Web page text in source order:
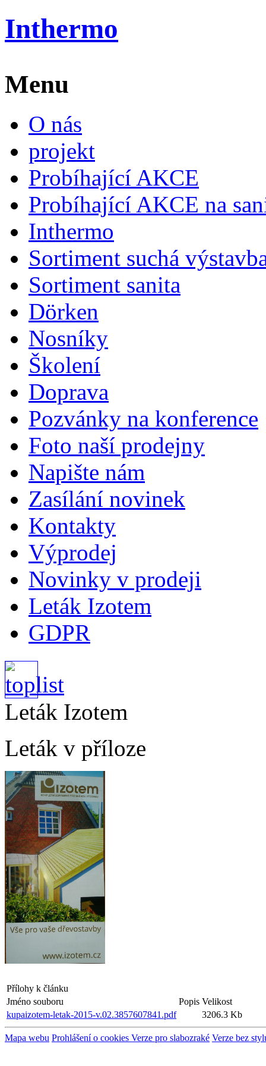
Inthermo
Menu
O nás
projekt
Probíhající AKCE
Probíhající AKCE na
Inthermo
Sortiment suchá
Sortiment sanita
Dörken
Nosníky
Školení
Doprava
Pozvánky na konference
Foto naší prodejny
Napište nám
Zasílání novinek
Kontakty
Výprodej
Novinky v prodeji
Leták Izotem
GDPR
Leták Izotem
Leták v příloze
Přílohy k článku
Jméno souboru
Popis Velikost
kupaizotem-letak-2015-v.02.3857607841.pdf
3206.3 Kb
Mapa webu Prohlášení o cookies Verze pro slabozraké Verze bez